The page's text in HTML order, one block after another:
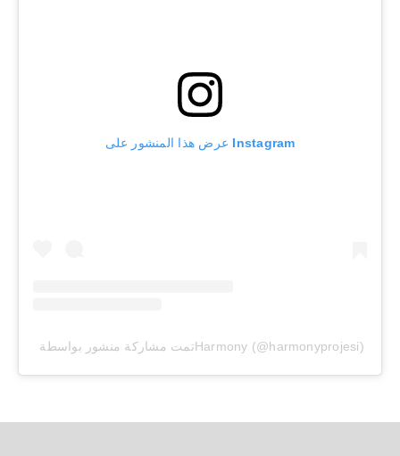
عرض هذا المنشور على Instagram
تمت مشاركة منشور بواسطة ‏‎Harmony‎‏ (@‏‎harmonyprojesi‎‏)